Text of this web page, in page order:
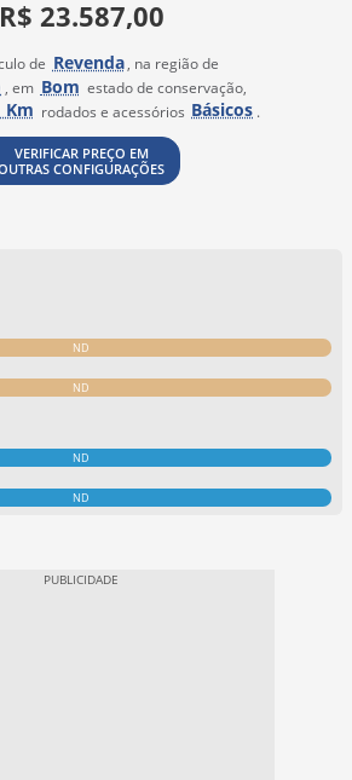
R$ 23.587,00
de Revenda , na região de
, em Bom estado de conservação,
Km rodados e acessórios Básicos .
VERIFICAR PREÇO EM
CONFIGURAÇÕES
ND
ND
ND
ND